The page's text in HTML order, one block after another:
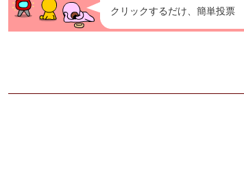
クリックするだけ、簡単投票